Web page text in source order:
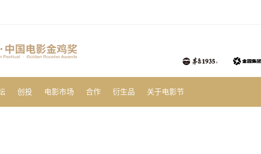
创投 电影市场 合作 衍生品 关于电影节